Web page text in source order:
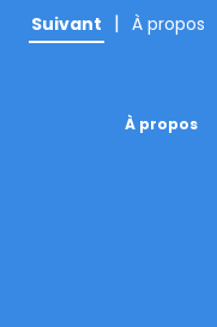
Suivant | À propos
À propos